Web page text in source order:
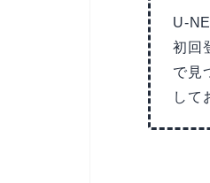
U-
初回
で見
して